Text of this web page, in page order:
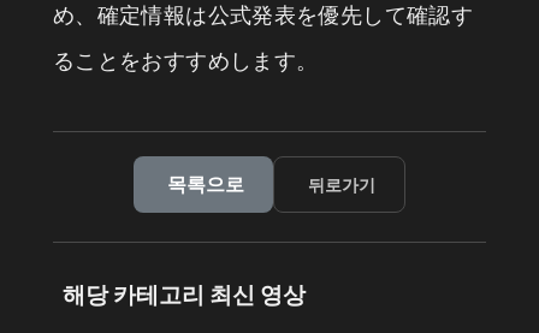
め、確定情報は公式発表を優先して確認す
ることをおすすめします。
목록으로 뒤로가기
해당 카테고리 최신 영상